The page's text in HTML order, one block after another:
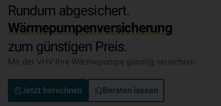
Rundum abgesichert.
Wärmepumpenversicherung
zum günstigen Preis.
Mit der VHV Ihre Wärmepumpe günstig versichern.
Jetzt berechnen Beraten lassen